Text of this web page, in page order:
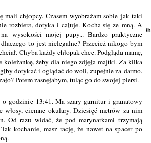
mali chłopcy. Czasem wyobrażam sobie jak taki
rozbiera, dotyka i całuje. Kocha się ze mną. A
wysokości mojej pupy... Bardzo praktyczne
to jest nielegalne? Przecież nikogo bym
Chyba każdy chłopak chce. Podgląda mamę,
koleżankę, żeby dla niego zdjęła majtki. Za kilka
dotykać i oglądać do woli, zupełnie za darmo.
Potem zasnęłabym, tuląc go do swojej piersi.
o godzinie 13:41. Ma szary garnitur i granatowy
włosy, ciemne okulary. Dziesięć metrów za nim
Od razu widać, że pod marynarkami trzymają
kochanie, masz rację, że nawet na spacer po
/